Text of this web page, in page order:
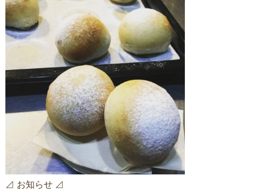
⊿ お知らせ ⊿